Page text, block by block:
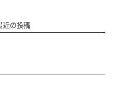
近の投稿